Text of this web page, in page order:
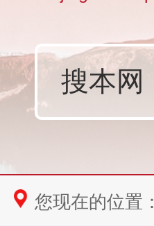
您现在的位置：